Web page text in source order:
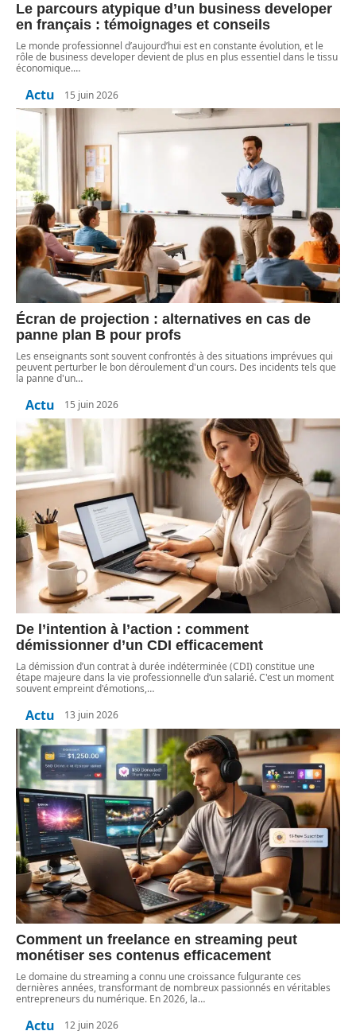
Le parcours atypique d’un business developer
en français : témoignages et conseils
Le monde professionnel d’aujourd’hui est en constante évolution, et le
rôle de business developer devient de plus en plus essentiel dans le tissu
économique.…
Actu 15 juin 2026
Écran de projection : alternatives en cas de
panne plan B pour profs
Les enseignants sont souvent confrontés à des situations imprévues qui
peuvent perturber le bon déroulement d'un cours. Des incidents tels que
la panne d'un…
Actu 15 juin 2026
De l’intention à l’action : comment
démissionner d’un CDI efficacement
La démission d’un contrat à durée indéterminée (CDI) constitue une
étape majeure dans la vie professionnelle d’un salarié. C'est un moment
souvent empreint d'émotions,…
Actu 13 juin 2026
Comment un freelance en streaming peut
monétiser ses contenus efficacement
Le domaine du streaming a connu une croissance fulgurante ces
dernières années, transformant de nombreux passionnés en véritables
entrepreneurs du numérique. En 2026, la…
Actu 12 juin 2026